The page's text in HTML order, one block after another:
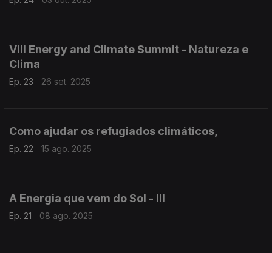
VIII Energy and Climate Summit - Natureza e
Clima
Ep. 23 26 set. 2025
Como ajudar os refugiados climáticos,
Ep. 22 15 ago. 2025
A Energia que vem do Sol - III
Ep. 21 08 ago. 2025